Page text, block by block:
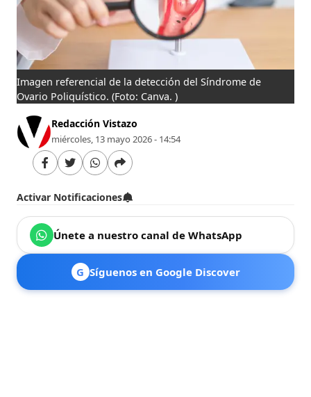
Imagen referencial de la detección del Síndrome de
Ovario Poliquístico. (Foto: Canva. )
Redacción Vistazo
miércoles, 13 mayo 2026 - 14:54
Activar Notificaciones
Únete a nuestro canal de WhatsApp
G Síguenos en Google Discover